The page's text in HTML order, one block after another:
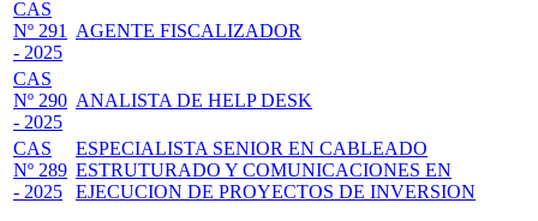
CAS
Nº 291
- 2025
AGENTE FISCALIZADOR
CAS
Nº 290
- 2025
ANALISTA DE HELP DESK
CAS
Nº 289
- 2025
ESPECIALISTA SENIOR EN CABLEADO
ESTRUTURADO Y COMUNICACIONES EN
EJECUCION DE PROYECTOS DE INVERSION